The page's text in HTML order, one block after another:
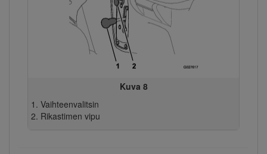
Kuva 8
Vaihteenvalitsin
Rikastimen vipu